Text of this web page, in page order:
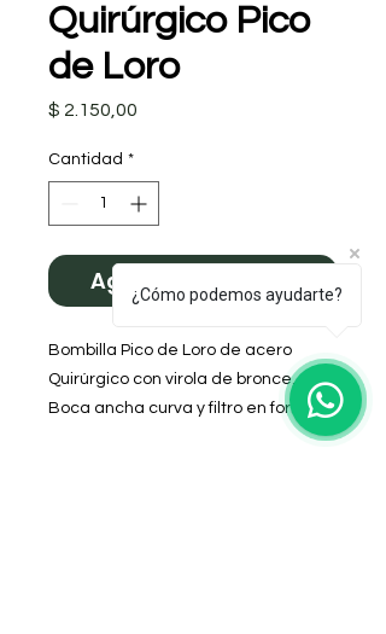
Quirúrgico Pico
de Loro
$ 2.150,00
Cantidad *
Agregar al carrito
Bombilla Pico de Loro de acero
Quirúrgico con virola de bronce.
Boca ancha curva y filtro en forma
de cuchara para mejor vaciado.
¿Cómo podemos ayudarte?